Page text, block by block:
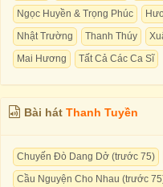
Ngọc Huyền & Trọng Phúc
Nhật Trường
Thanh Thúy
Mai Hương
Tất Cả Các Ca Sĩ
Bài hát Thanh Tuyền
Chuyến Đò Dang Dở (trước 75)
Cầu Nguyện Cho Nhau (trước